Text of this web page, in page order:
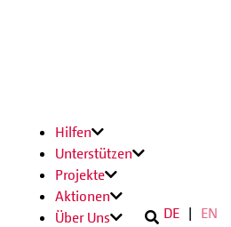
Hilfen
Unterstützen
Projekte
Aktionen
Über Uns
DE EN